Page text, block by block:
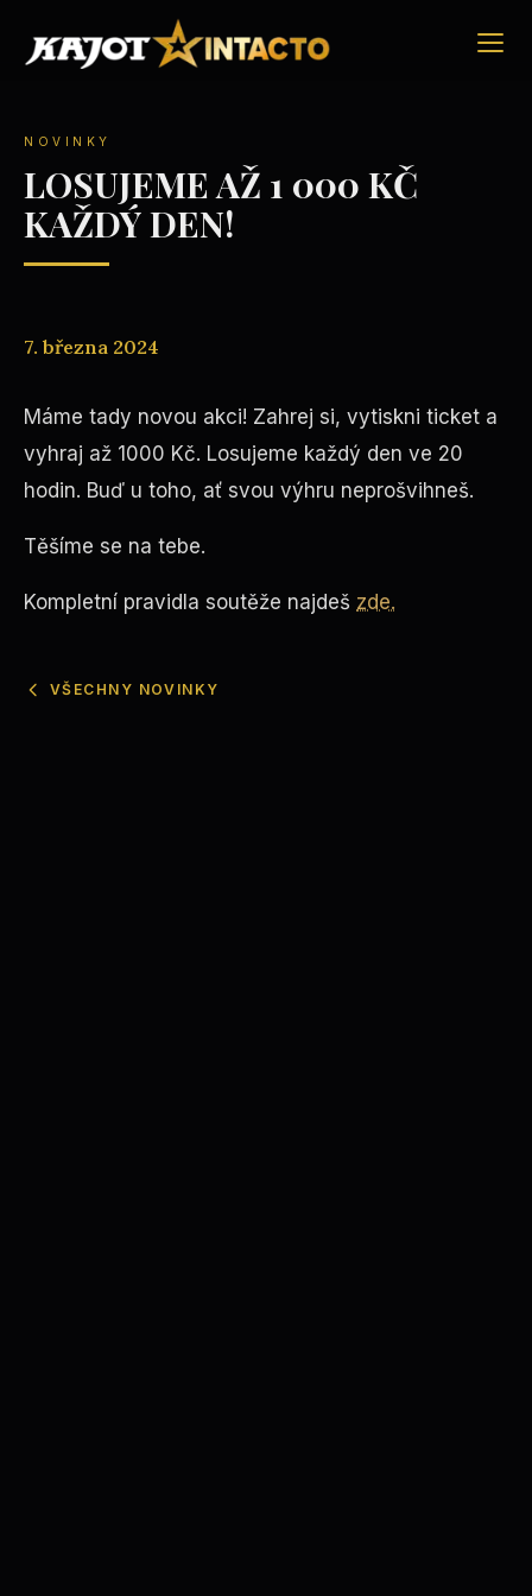
NOVINKY
LOSUJEME AŽ 1 000 KČ
KAŽDÝ DEN!
7. března 2024
Máme tady novou akci! Zahrej si, vytiskni ticket a
vyhraj až 1000 Kč. Losujeme každý den ve 20
hodin. Buď u toho, ať svou výhru neprošvihneš.
Těšíme se na tebe.
Kompletní pravidla soutěže najdeš zde.
VŠECHNY NOVINKY